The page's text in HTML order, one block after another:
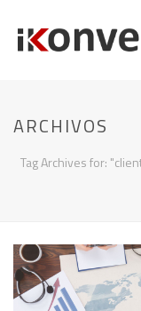
ARCHIVOS
Tag Archives for: